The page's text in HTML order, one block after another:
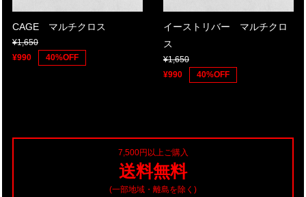
CAGE マルチクロス
¥1,650
¥990
40%OFF
イーストリバー マルチクロ
ス
¥1,650
¥990
40%OFF
7,500円以上ご購入
送料無料
(一部地域・離島を除く)